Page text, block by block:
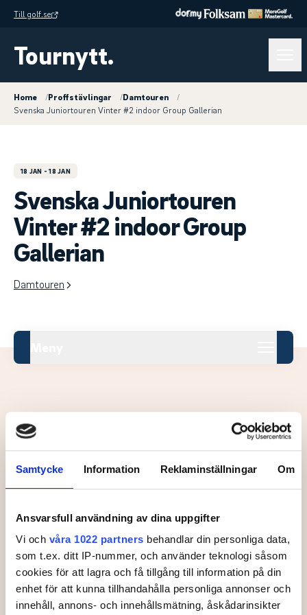
Samtycke Information Reklaminställningar Om
Ansvarsfull användning av dina uppgifter
Vi och våra 1022 partners behandlar din personliga data,
som t.ex. ditt IP-nummer, och använder teknologi såsom
cookies för att lagra och få tillgång till information på din
enhet för att kunna tillhandahålla personliga annonser och
innehåll, annons- och innehållsmätning, åskådarinsikter
Till golf.se
Tournytt.
Home /Proffstävlingar /Damtouren
/
Svenska Juniortouren Vinter #2 indoor Group Gallerian
18 JAN - 18 JAN
Svenska Juniortouren
Vinter #2 indoor Group
Gallerian
Damtouren
Leaderboard.
Inga resultat tillgängliga ännu.